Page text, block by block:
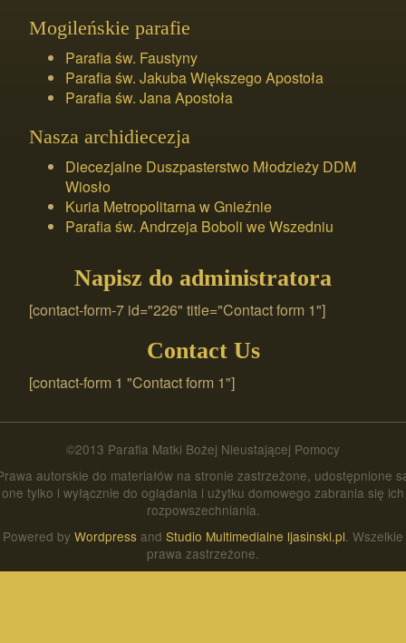
Mogileńskie parafie
Parafia św. Faustyny
Parafia św. Jakuba Większego Apostoła
Parafia św. Jana Apostoła
Nasza archidiecezja
Diecezjalne Duszpasterstwo Młodzieży DDM
Wiosło
Kuria Metropolitarna w Gnieźnie
Parafia św. Andrzeja Boboli we Wszedniu
Napisz do administratora
[contact-form-7 id="226" title="Contact form 1"]
Contact Us
[contact-form 1 "Contact form 1"]
©2013 Parafia Matki Bożej Nieustającej Pomocy
autorskie do materiałów na stronie zastrzeżone, udostępnione
one tylko i wyłącznie do oglądania i użytku domowego zabrania się ich
rozpowszechniania.
Powered by Wordpress and Studio Multimedialne ljasinski.pl. Wszelkie
prawa zastrzeżone.